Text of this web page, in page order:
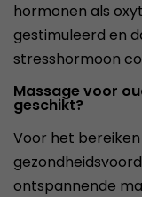
hormonen als
gestimuleerd en
stresshormoon
Massage voor
geschikt?
Voor het
ontspannende